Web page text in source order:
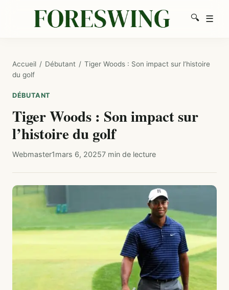
🔍
☰
Accueil / Débutant / Tiger Woods : Son impact sur l’histoire
du golf
DÉBUTANT
Tiger Woods : Son impact sur
l’histoire du golf
Webmaster1mars 6, 20257 min de lecture